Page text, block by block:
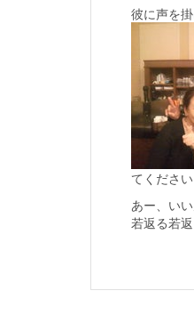
彼に声を
てくださ
あー、い
若返る若